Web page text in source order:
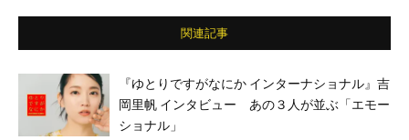
関連記事
『ゆとりですがなにか インターナショナル』吉
岡里帆 インタビュー あの３人が並ぶ「エモー
ショナル」